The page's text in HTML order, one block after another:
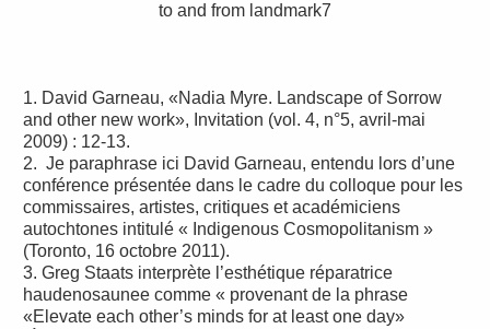
to and from landmark7
1. David Garneau, «Nadia Myre. Landscape of Sorrow
and other new work», Invitation (vol. 4, n°5, avril-mai
2009) : 12-13.
2. Je paraphrase ici David Garneau, entendu lors d’une
conférence présentée dans le cadre du colloque pour les
commissaires, artistes, critiques et académiciens
autochtones intitulé « Indigenous Cosmopolitanism »
(Toronto, 16 octobre 2011).
3. Greg Staats interprète l’esthétique réparatrice
haudenosaunee comme « provenant de la phrase
«Elevate each other’s minds for at least one day»